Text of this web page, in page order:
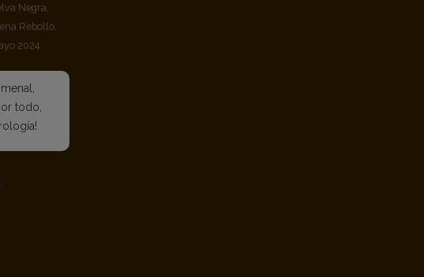
Negra,
Rebollo,
2024
todo,